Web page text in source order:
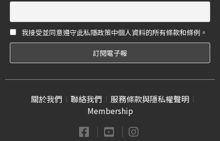
我接受並同意遵守此私隱政策中個人資料的所有條款和條例。
關於我們 聯絡我們
服務條款與隱私權聲明
Membership